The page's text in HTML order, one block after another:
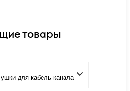
товары
для кабель-канала